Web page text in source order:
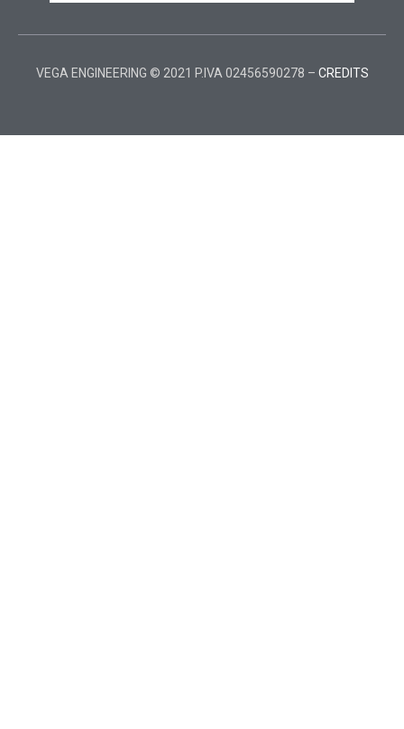
VEGA ENGINEERING © 2021 P.IVA 02456590278 – CREDITS